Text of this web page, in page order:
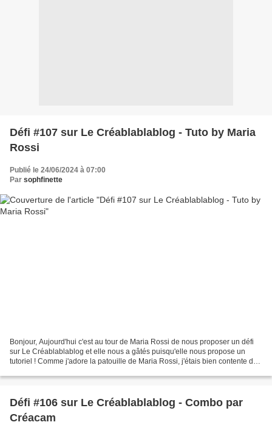
Défi #107 sur Le Créablablablog - Tuto by Maria
Rossi
Publié le 24/06/2024 à 07:00
Par sophfinette
Bonjour, Aujourd'hui c'est au tour de Maria Rossi de nous proposer un défi
sur Le Créablablablog et elle nous a gâtés puisqu'elle nous propose un
tutoriel ! Comme j'adore la patouille de Maria Rossi, j'étais bien contente de
Défi #106 sur Le Créablablablog - Combo par
Créacam